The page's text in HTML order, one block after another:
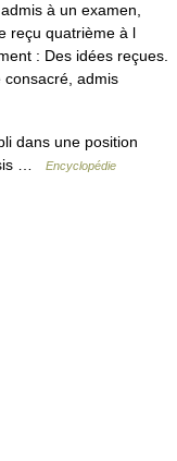
à un examen,
reçu quatrième à l
: Des idées reçues.
consacré, admis
dans une position
…
Encyclopédie